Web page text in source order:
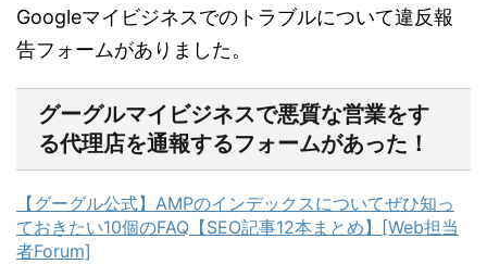
Googleマイビジネスでのトラブルについて違反報
告フォームがありました。
グーグルマイビジネスで悪質な営業をす
る代理店を通報するフォームがあった！
【グーグル公式】AMPのインデックスについてぜひ知っ
ておきたい10個のFAQ【SEO記事12本まとめ】[Web担当
者Forum]